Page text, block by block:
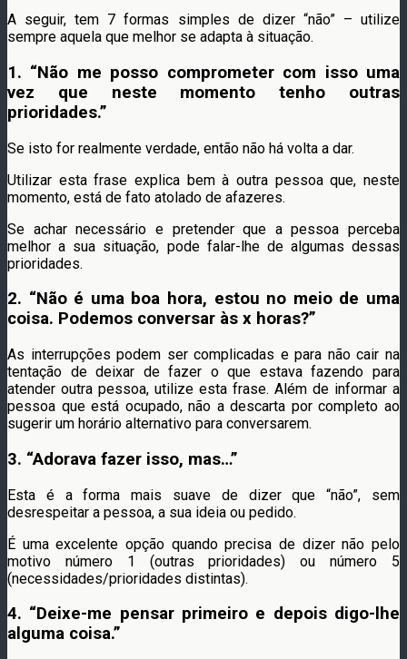
A seguir, tem 7 formas simples de dizer “não” – utilize
sempre aquela que melhor se adapta à situação.
1. “Não me posso comprometer com isso uma
vez que neste momento tenho outras
prioridades.”
Se isto for realmente verdade, então não há volta a dar.
Utilizar esta frase explica bem à outra pessoa que, neste
momento, está de fato atolado de afazeres.
Se achar necessário e pretender que a pessoa perceba
melhor a sua situação, pode falar-lhe de algumas dessas
prioridades.
2. “Não é uma boa hora, estou no meio de uma
coisa. Podemos conversar às x horas?”
As interrupções podem ser complicadas e para não cair na
tentação de deixar de fazer o que estava fazendo para
atender outra pessoa, utilize esta frase. Além de informar a
pessoa que está ocupado, não a descarta por completo ao
sugerir um horário alternativo para conversarem.
3. “Adorava fazer isso, mas…”
Esta é a forma mais suave de dizer que “não”, sem
desrespeitar a pessoa, a sua ideia ou pedido.
É uma excelente opção quando precisa de dizer não pelo
motivo número 1 (outras prioridades) ou número 5
(necessidades/prioridades distintas).
4. “Deixe-me pensar primeiro e depois digo-lhe
alguma coisa.”